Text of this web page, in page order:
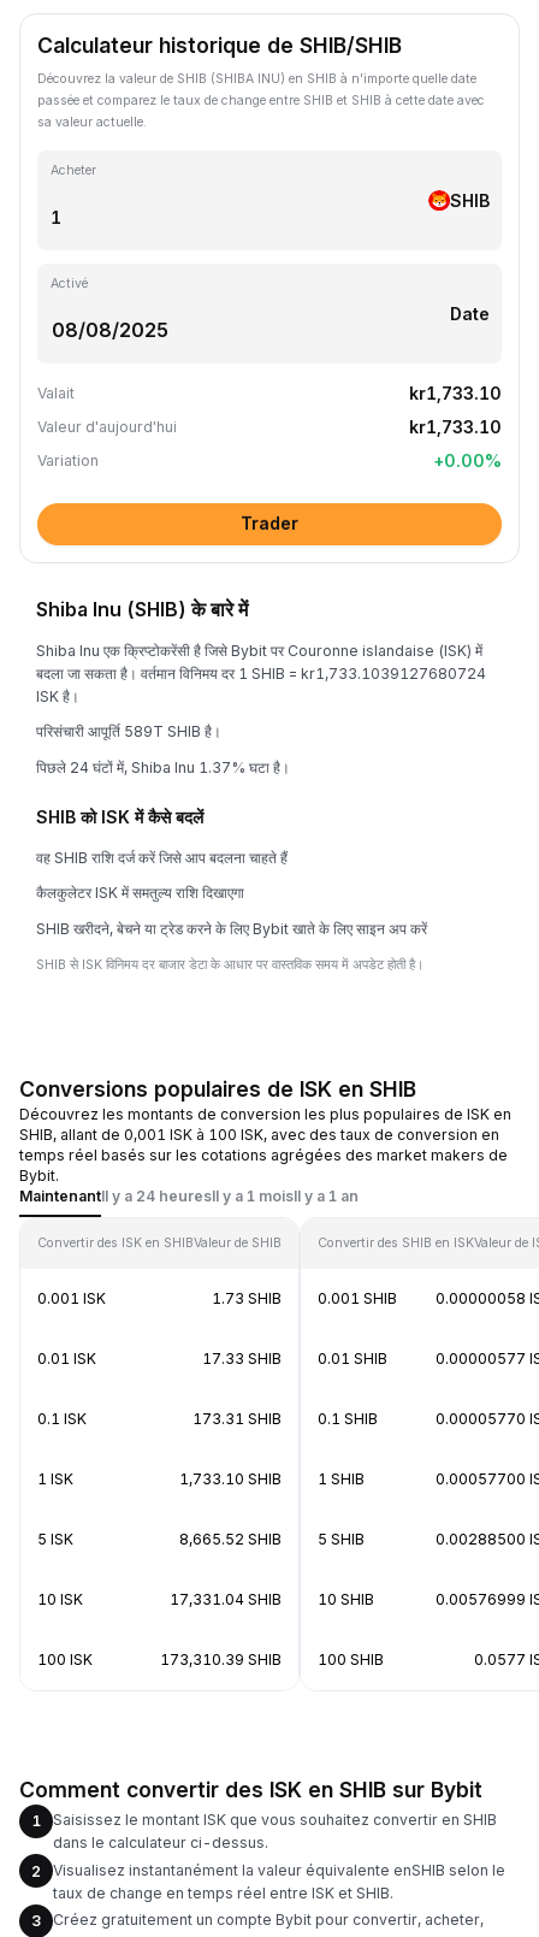
Calculateur historique de SHIB/SHIB
Découvrez la valeur de SHIB (SHIBA INU) en SHIB à n'importe quelle date
passée et comparez le taux de change entre SHIB et SHIB à cette date avec
sa valeur actuelle.
Acheter
SHIB
Activé
Date
Valait kr1,733.10
Valeur d'aujourd'hui kr1,733.10
Variation +0.00%
Trader
Shiba Inu (SHIB) के बारे में
Shiba Inu एक क्रिप्टोकरेंसी है जिसे Bybit पर Couronne islandaise (ISK) में
बदला जा सकता है। वर्तमान विनिमय दर 1 SHIB = kr1,733.1039127680724
ISK है।
परिसंचारी आपूर्ति 589T SHIB है।
पिछले 24 घंटों में, Shiba Inu 1.37% घटा है।
SHIB को ISK में कैसे बदलें
वह SHIB राशि दर्ज करें जिसे आप बदलना चाहते हैं
कैलकुलेटर ISK में समतुल्य राशि दिखाएगा
SHIB खरीदने, बेचने या ट्रेड करने के लिए Bybit खाते के लिए साइन अप करें
SHIB से ISK विनिमय दर बाजार डेटा के आधार पर वास्तविक समय में अपडेट होती है।
Conversions populaires de ISK en SHIB
Découvrez les montants de conversion les plus populaires de ISK en
SHIB, allant de 0,001 ISK à 100 ISK, avec des taux de conversion en
temps réel basés sur les cotations agrégées des market makers de
Bybit.
MaintenantIl y a 24 heuresIl y a 1 moisIl y a 1 an
Convertir des ISK en SHIBValeur de SHIB
0.001 ISK 1.73 SHIB
0.01 ISK 17.33 SHIB
0.1 ISK 173.31 SHIB
1 ISK 1,733.10 SHIB
5 ISK 8,665.52 SHIB
10 ISK 17,331.04 SHIB
100 ISK 173,310.39 SHIB
Convertir des SHIB en ISKValeur de
0.001 SHIB 0.00000058
0.01 SHIB 0.00000577
0.1 SHIB 0.00005770
1 SHIB 0.00057700
5 SHIB 0.00288500
10 SHIB 0.00576999
100 SHIB 0.0577
Comment convertir des ISK en SHIB sur Bybit
1
Saisissez le montant ISK que vous souhaitez convertir en SHIB
dans le calculateur ci-dessus.
2
Visualisez instantanément la valeur équivalente enSHIB selon le
taux de change en temps réel entre ISK et SHIB.
3
Créez gratuitement un compte Bybit pour convertir, acheter,